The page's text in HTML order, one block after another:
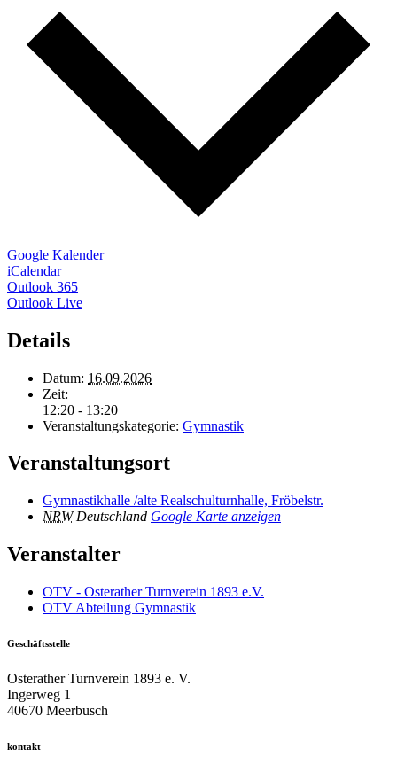
Google Kalender
iCalendar
Outlook 365
Outlook Live
Details
Datum: 16.09.2026
Zeit:
12:20 - 13:20
Veranstaltungskategorie: Gymnastik
Veranstaltungsort
Gymnastikhalle /alte Realschulturnhalle, Fröbelstr.
NRW Deutschland Google Karte anzeigen
Veranstalter
OTV - Osterather Turnverein 1893 e.V.
OTV Abteilung Gymnastik
Geschäftsstelle
Osterather Turnverein 1893 e. V.
Ingerweg 1
40670 Meerbusch
kontakt